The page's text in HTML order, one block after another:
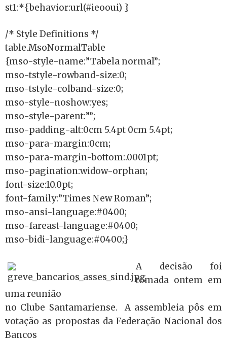
st1:*{behavior:url(#ieooui) }
/* Style Definitions */
table.MsoNormalTable
{mso-style-name:”Tabela normal”;
mso-tstyle-rowband-size:0;
mso-tstyle-colband-size:0;
mso-style-noshow:yes;
mso-style-parent:””;
mso-padding-alt:0cm 5.4pt 0cm 5.4pt;
mso-para-margin:0cm;
mso-para-margin-bottom:.0001pt;
mso-pagination:widow-orphan;
font-size:10.0pt;
font-family:”Times New Roman”;
mso-ansi-language:#0400;
mso-fareast-language:#0400;
mso-bidi-language:#0400;}
A decisão foi
tomada ontem em
uma reunião
no Clube Santamariense. A assembleia pôs em
votação as propostas da Federação Nacional dos
Bancos